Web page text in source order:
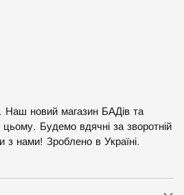
Наш новий магазин БАДів та
цьому. Будемо вдячні за зворотній
з нами! Зроблено в Україні.